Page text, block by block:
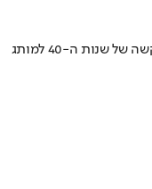
איך אסם הפכה את תקופת הצנע והמחסור הקשה של שנות ה-40 למותג